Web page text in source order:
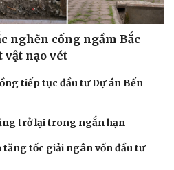
nghẽn cống ngầm Bắc
nạo vét
tiếp tục đầu tư Dự án Bến
trở lại trong ngắn hạn
tăng tốc giải ngân vốn đầu tư